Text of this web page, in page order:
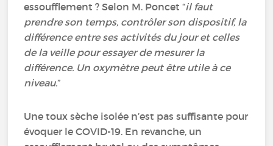
essoufflement ? Selon M. Poncet “il faut
prendre son temps, contrôler son dispositif, la
différence entre ses activités du jour et celles
de la veille pour essayer de mesurer la
différence. Un oxymètre peut être utile à ce
niveau.”
Une toux sèche isolée n’est pas suffisante pour
évoquer le COVID-19. En revanche, un